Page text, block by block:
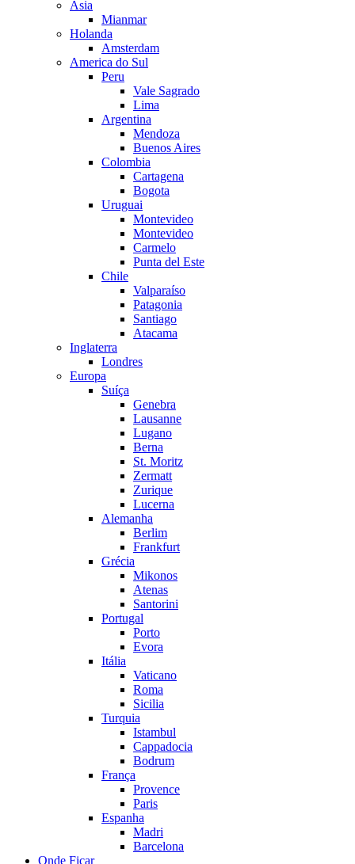
Asia
Mianmar
Holanda
Amsterdam
America do Sul
Peru
Vale Sagrado
Lima
Argentina
Mendoza
Buenos Aires
Colombia
Cartagena
Bogota
Uruguai
Montevideo
Montevideo
Carmelo
Punta del Este
Chile
Valparaíso
Patagonia
Santiago
Atacama
Inglaterra
Londres
Europa
Suíça
Genebra
Lausanne
Lugano
Berna
St. Moritz
Zermatt
Zurique
Lucerna
Alemanha
Berlim
Frankfurt
Grécia
Mikonos
Atenas
Santorini
Portugal
Porto
Evora
Itália
Vaticano
Roma
Sicilia
Turquia
Istambul
Cappadocia
Bodrum
França
Provence
Paris
Espanha
Madri
Barcelona
Onde Ficar